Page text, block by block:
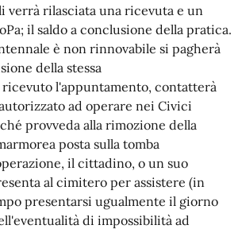
verrà rilasciata una ricevuta e un
il saldo a conclusione della pratica.
è non rinnovabile si pagherà
della stessa
l'appuntamento, contatterà
ad operare nei Civici
provveda alla rimozione della
posta sulla tomba
il cittadino, o un suo
al cimitero per assistere (in
presentarsi ugualmente il giorno
di impossibilità ad